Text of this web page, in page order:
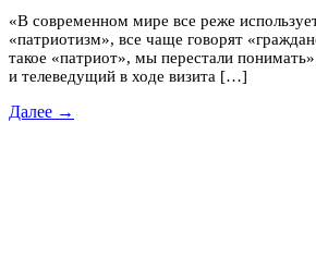
«В современном мире все реже
«патриотизм», все чаще говорят
такое «патриот», мы перестали
и телеведущий в ходе визита […]
Далее →